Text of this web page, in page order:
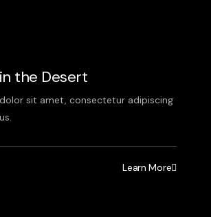
the Desert
sit amet, consectetur adipiscing
Learn More